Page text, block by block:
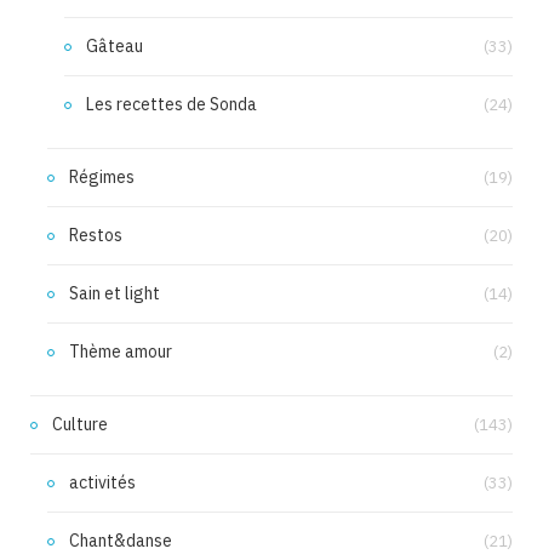
Gâteau (33)
Les recettes de Sonda (24)
Régimes (19)
Restos (20)
Sain et light (14)
Thème amour (2)
Culture (143)
activités (33)
Chant&danse (21)